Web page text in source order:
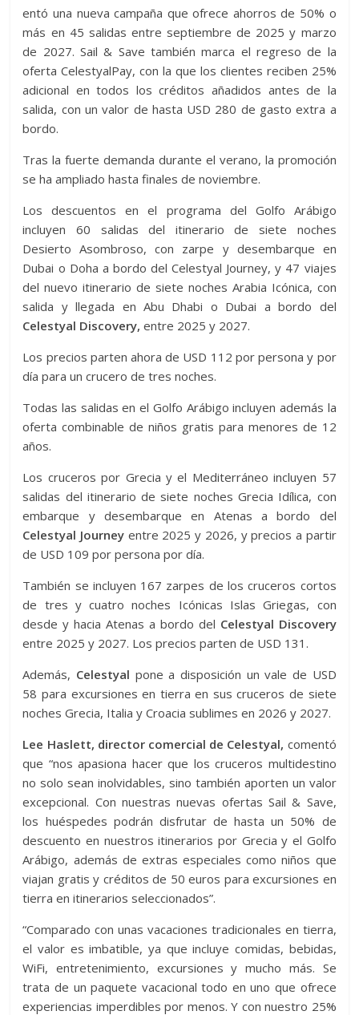
entó una nueva campaña que ofrece ahorros de 50% o
más en 45 salidas entre septiembre de 2025 y marzo
de 2027. Sail & Save también marca el regreso de la
oferta CelestyalPay, con la que los clientes reciben 25%
adicional en todos los créditos añadidos antes de la
salida, con un valor de hasta USD 280 de gasto extra a
bordo.
Tras la fuerte demanda durante el verano, la promoción
se ha ampliado hasta finales de noviembre.
Los descuentos en el programa del Golfo Arábigo
incluyen 60 salidas del itinerario de siete noches
Desierto Asombroso, con zarpe y desembarque en
Dubai o Doha a bordo del Celestyal Journey, y 47 viajes
del nuevo itinerario de siete noches Arabia Icónica, con
salida y llegada en Abu Dhabi o Dubai a bordo del
Celestyal Discovery, entre 2025 y 2027.
Los precios parten ahora de USD 112 por persona y por
día para un crucero de tres noches.
Todas las salidas en el Golfo Arábigo incluyen además la
oferta combinable de niños gratis para menores de 12
años.
Los cruceros por Grecia y el Mediterráneo incluyen 57
salidas del itinerario de siete noches Grecia Idílica, con
embarque y desembarque en Atenas a bordo del
Celestyal Journey entre 2025 y 2026, y precios a partir
de USD 109 por persona por día.
También se incluyen 167 zarpes de los cruceros cortos
de tres y cuatro noches Icónicas Islas Griegas, con
desde y hacia Atenas a bordo del Celestyal Discovery
entre 2025 y 2027. Los precios parten de USD 131.
Además, Celestyal pone a disposición un vale de USD
58 para excursiones en tierra en sus cruceros de siete
noches Grecia, Italia y Croacia sublimes en 2026 y 2027.
Lee Haslett, director comercial de Celestyal, comentó
que “nos apasiona hacer que los cruceros multidestino
no solo sean inolvidables, sino también aporten un valor
excepcional. Con nuestras nuevas ofertas Sail & Save,
los huéspedes podrán disfrutar de hasta un 50% de
descuento en nuestros itinerarios por Grecia y el Golfo
Arábigo, además de extras especiales como niños que
viajan gratis y créditos de 50 euros para excursiones en
tierra en itinerarios seleccionados”.
“Comparado con unas vacaciones tradicionales en tierra,
el valor es imbatible, ya que incluye comidas, bebidas,
WiFi, entretenimiento, excursiones y mucho más. Se
trata de un paquete vacacional todo en uno que ofrece
experiencias imperdibles por menos. Y con nuestro 25%